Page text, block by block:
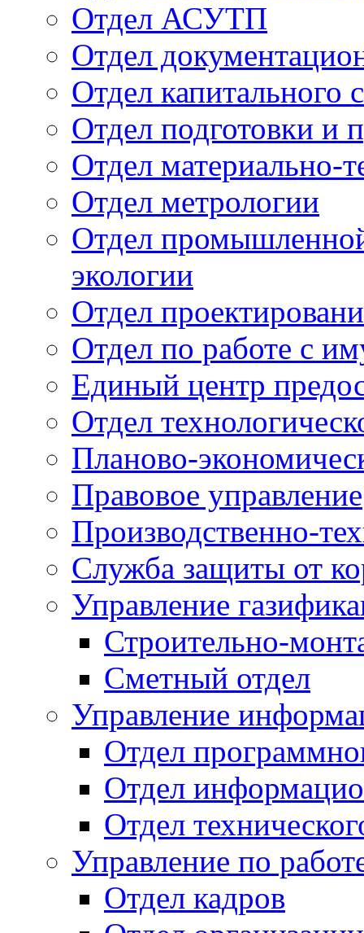
Отдел АСУТП
Отдел
Отдел капитального
Отдел подготовки и
Отдел материально-
Отдел метрологии
Отдел
экологии
Отдел
Отдел по работе с
Единый центр
Отдел
Планово-
Правовое управление
Производственно-
Служба защиты от
Управление
Строительно-
Сметный отдел
Управление
Отдел
Отдел
Отдел
Управление по
Отдел кадров